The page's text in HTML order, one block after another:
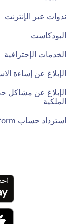
ندوات عبر الإنترنت
البودكاست
الخدمات الإحترافية
الإبلاغ عن إساءة
الإبلاغ عن مشاكل
الملكية
استرداد حساب Jotform